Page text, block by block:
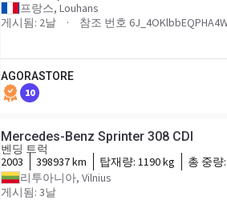
프랑스, Louhans
게시됨: 2날
참조 번호
AGORASTORE
10
Mercedes-Benz Sprinter 308 CDI
벤딩 트럭
2003
398937 km 탑재량: 1190 kg 총 중량:
리투아니아, Vilnius
게시됨: 3날